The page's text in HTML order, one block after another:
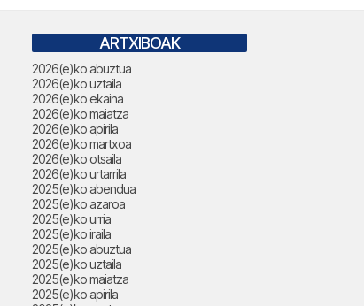
ARTXIBOAK
2026(e)ko abuztua
2026(e)ko uztaila
2026(e)ko ekaina
2026(e)ko maiatza
2026(e)ko apirila
2026(e)ko martxoa
2026(e)ko otsaila
2026(e)ko urtarrila
2025(e)ko abendua
2025(e)ko azaroa
2025(e)ko urria
2025(e)ko iraila
2025(e)ko abuztua
2025(e)ko uztaila
2025(e)ko maiatza
2025(e)ko apirila